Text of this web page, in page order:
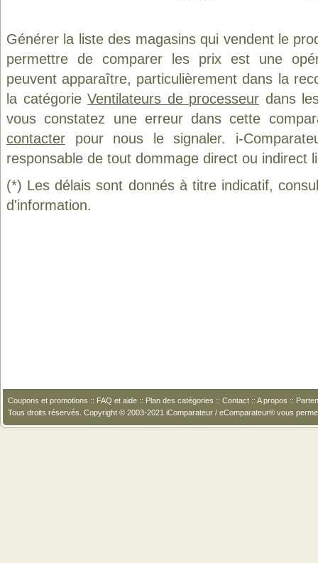
Générer la liste des magasins qui vendent le
permettre de comparer les prix est une
peuvent apparaître, particulièrement dans la
la catégorieVentilateurs de processeur dans
vous constatez une erreur dans cette
contacter pour nous le signaler. i-
responsable de tout dommage direct ou indirect
(*) Les délais sont donnés à titre indicatif,
d'information.
Coupons et promotions :: FAQ et aide :: Plan des catégories :: Contact :: A propos ::
Tous droits réservés. Copyright © 2003-2021 iComparateur / eComparateur® vous